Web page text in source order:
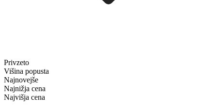
Privzeto
Višina popusta
Najnovejše
Najnižja cena
Najvišja cena